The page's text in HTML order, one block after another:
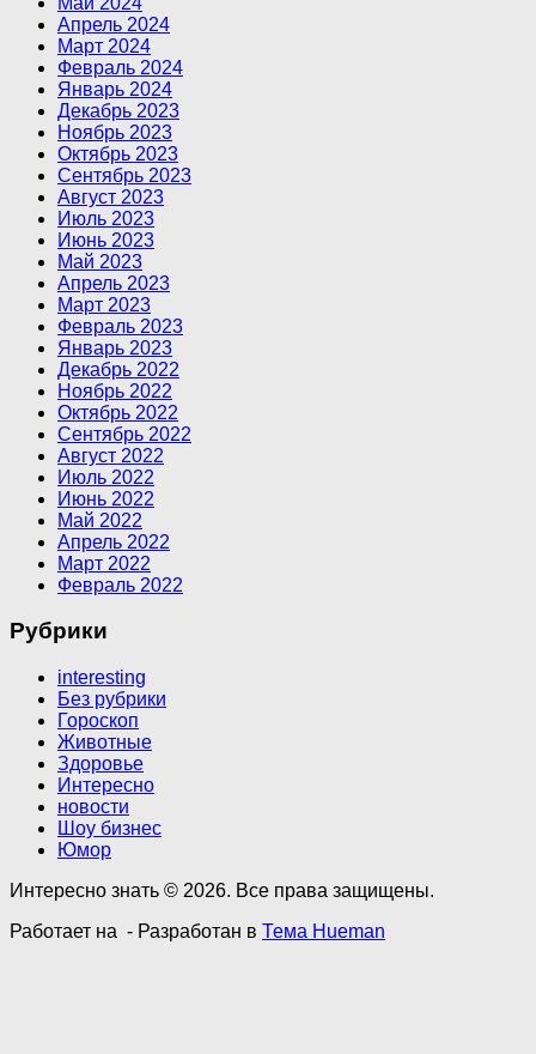
Апрель 2024
Март 2024
Февраль 2024
Январь 2024
Декабрь 2023
Ноябрь 2023
Октябрь 2023
Сентябрь 2023
Август 2023
Июль 2023
Июнь 2023
Май 2023
Апрель 2023
Март 2023
Февраль 2023
Январь 2023
Декабрь 2022
Ноябрь 2022
Октябрь 2022
Сентябрь 2022
Август 2022
Июль 2022
Июнь 2022
Май 2022
Апрель 2022
Март 2022
Февраль 2022
Рубрики
interesting
Без рубрики
Гороскоп
Животные
Здоровье
Интересно
новости
Шоу бизнес
Юмор
Интересно знать © 2026. Все права защищены.
Работает на - Разработан в Тема Hueman